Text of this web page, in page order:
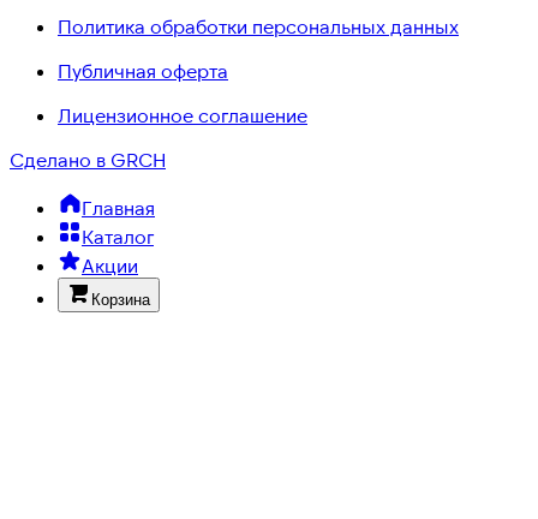
Политика обработки персональных данных
Публичная оферта
Лицензионное соглашение
Сделано в GRCH
Главная
Каталог
Акции
Корзина